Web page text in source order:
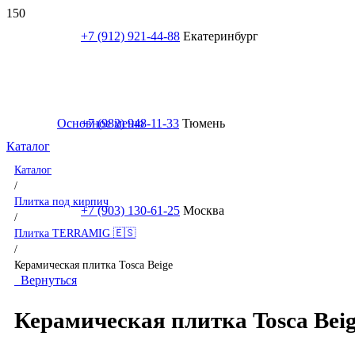
+7 (912) 921-44-88 Екатеринбург
+7 (982) 948-11-33 Тюмень
+7 (903) 130-61-25 Москва
Основное меню
Каталог
Каталог
/
Плитка под кирпич
/
Плитка TERRAMIG 🇪🇸
/
Керамическая плитка Tosca Beige
Вернуться
Керамическая плитка Tosca